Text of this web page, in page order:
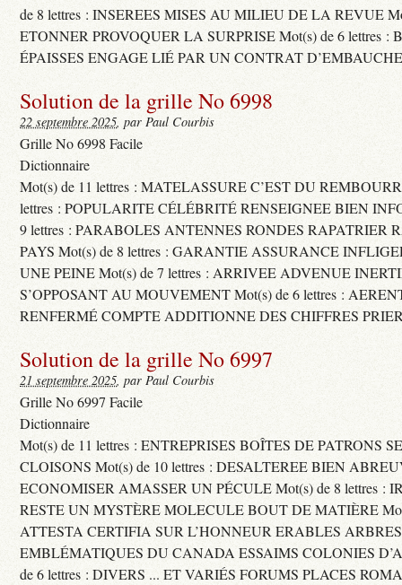
de 8 lettres : INSEREES MISES AU MILIEU DE LA REVUE
ETONNER PROVOQUER LA SURPRISE Mot(s) de 6 lettres :
ÉPAISSES ENGAGE LIÉ PAR UN CONTRAT
Solution de la grille No 6998
22 septembre 2025, par Paul Courbis
Grille No 6998 Facile
Dictionnaire
Mot(s) de 11 lettres : MATELASSURE C’EST DU
lettres : POPULARITE CÉLÉBRITÉ RENSEIGNEE BIEN
9 lettres : PARABOLES ANTENNES RONDES RAPATRIER
PAYS Mot(s) de 8 lettres : GARANTIE ASSURANCE
UNE PEINE Mot(s) de 7 lettres : ARRIVEE ADVENUE
S’OPPOSANT AU MOUVEMENT Mot(s) de 6 lettres :
RENFERMÉ COMPTE ADDITIONNE DES CHIFFRES
Solution de la grille No 6997
21 septembre 2025, par Paul Courbis
Grille No 6997 Facile
Dictionnaire
Mot(s) de 11 lettres : ENTREPRISES BOÎTES DE PATRONS
CLOISONS Mot(s) de 10 lettres : DESALTEREE BIEN
ECONOMISER AMASSER UN PÉCULE Mot(s) de 8 lettres :
RESTE UN MYSTÈRE MOLECULE BOUT DE MATIÈRE
ATTESTA CERTIFIA SUR L’HONNEUR ERABLES ARBRES
EMBLÉMATIQUES DU CANADA ESSAIMS COLONIES
de 6 lettres : DIVERS ... ET VARIÉS FORUMS PLACES